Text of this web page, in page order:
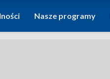
Nasze programy